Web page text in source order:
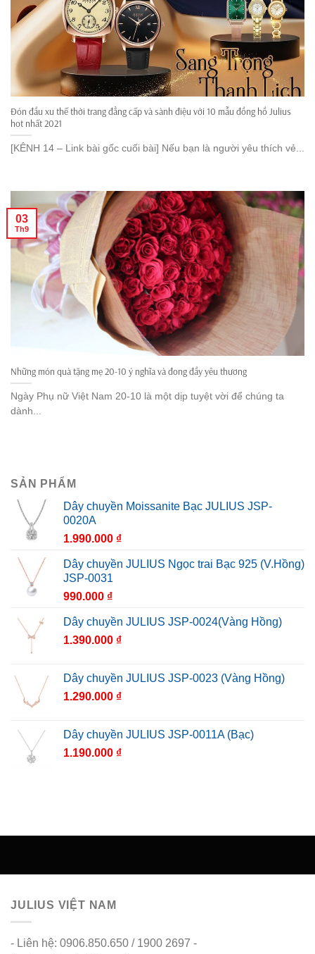
Đón đầu xu thế thời trang đẳng cấp và sành điệu với 10 mẫu đồng hồ Julius
hot nhất 2021
[KÊNH 14 – Link bài gốc cuối bài] Nếu bạn là người yêu thích vẻ...
Những món quà tặng mẹ 20-10 ý nghĩa và đong đầy yêu thương
Ngày Phụ nữ Việt Nam 20-10 là một dịp tuyệt vời để chúng ta
dành...
03
Th9
SẢN PHẨM
Dây chuyền Moissanite Bạc JULIUS JSP-
0020A
1.990.000 ₫
Dây chuyền JULIUS Ngọc trai Bạc 925 (V.Hồng)
JSP-0031
990.000 ₫
Dây chuyền JULIUS JSP-0024(Vàng Hồng)
1.390.000 ₫
Dây chuyền JULIUS JSP-0023 (Vàng Hồng)
1.290.000 ₫
Dây chuyền JULIUS JSP-0011A (Bạc)
1.190.000 ₫
JULIUS VIỆT NAM
- Liên hệ: 0906.850.650 / 1900 2697 -